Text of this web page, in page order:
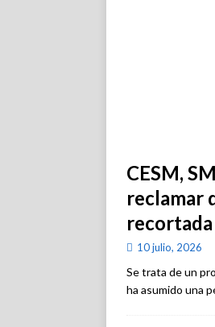
CESM,
reclamar
recortada
10 julio, 2026
Se trata de un
ha asumido una